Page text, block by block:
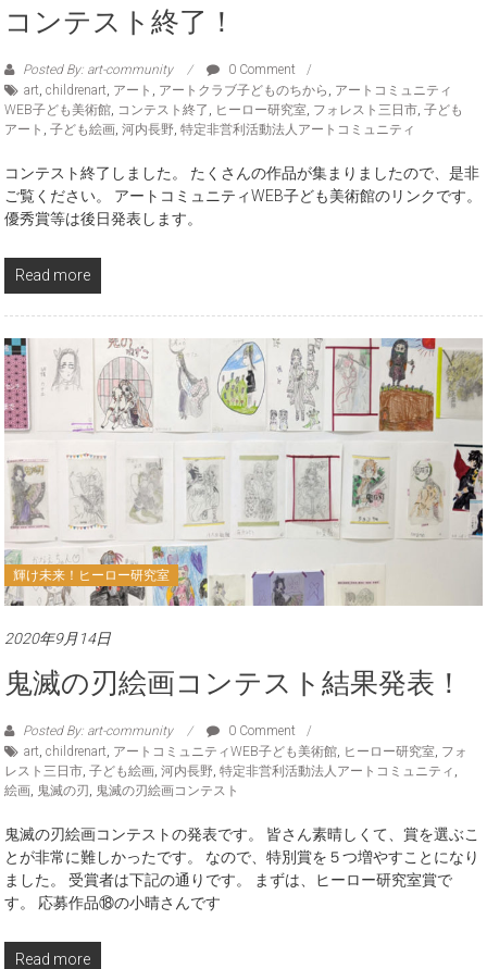
コンテスト終了！
Posted By: art-community
0 Comment
art,childrenart, アート , アートクラブ子どものちから , アートコミュニティ
WEB子ども美術館, コンテスト終了 , ヒーロー研究室, フォレスト三日市,子ども
アート ,子ども絵画,河内長野,特定非営利活動法人アートコミュニティ
コンテスト終了しました。 たくさんの作品が集まりましたので、是非
ご覧ください。 アートコミュニティWEB子ども美術館のリンクです。
優秀賞等は後日発表します。
Read more
輝け未来！ヒーロー研究室
2020年9月14日
鬼滅の刃絵画コンテスト結果発表！
Posted By: art-community
0 Comment
art ,childrenart アートコミュニティWEB子ども美術館 ヒーロー研究室 フォ
レスト三日市 ,子ども絵画 ,河内長野 ,特定非営利活動法人アートコミュニティ
絵画 鬼滅の刃 鬼滅の刃絵画コンテスト
鬼滅の刃絵画コンテストの発表です。 皆さん素晴しくて、賞を選ぶこ
とが非常に難しかったです。 なので、特別賞を５つ増やすことになり
ました。 受賞者は下記の通りです。 まずは、ヒーロー研究室賞で
す。 応募作品⑱の小晴さんです
Read more